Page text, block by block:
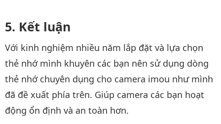
Kết luận
Với kinh nghiệm nhiều năm lắp đặt và lựa chọn
thẻ nhớ mình khuyên các bạn nên sử dụng dòng
thẻ nhớ chuyên dụng cho camera imou như mình
đã đề xuất phía trên. Giúp camera các bạn hoạt
động ổn định và an toàn hơn.